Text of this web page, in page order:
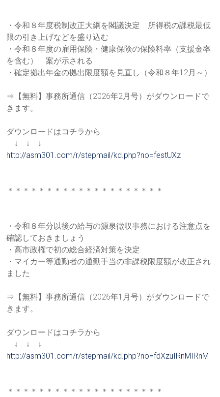
・令和８年度税制改正大綱を閣議決定 所得税の課税最低
限の引き上げなどを盛り込む
・令和８年度の雇用保険・健康保険の保険料率（支援金率
を含む） 案が示される
・確定拠出年金の拠出限度額を見直し（令和８年12月～）
⇒【無料】事務所通信（2026年2月号）がダウンロードで
きます。
ダウンロードはコチラから
↓ ↓ ↓
http://asm301.com/r/stepmail/kd.php?no=festUXz
＊＊＊＊＊＊＊＊＊＊＊＊＊＊＊＊＊＊＊＊
・令和８年分以後の給与の源泉徴収事務における注意点を
確認しておきましょう
・高市政権で初の総合経済対策を決定
・マイカー等通勤者の通勤手当の非課税限度額が改正され
ました
⇒【無料】事務所通信（2026年1月号）がダウンロードで
きます。
ダウンロードはコチラから
↓ ↓ ↓
http://asm301.com/r/stepmail/kd.php?no=fdXzuIRnMIRnM
＊＊＊＊＊＊＊＊＊＊＊＊＊＊＊＊＊＊＊＊